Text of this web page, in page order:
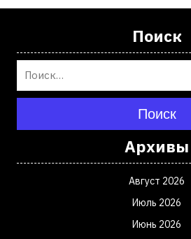
Поиск
Поиск
Архивы
Август 2026
Июль 2026
Июнь 2026